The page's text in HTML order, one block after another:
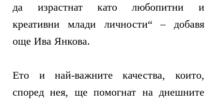
да израстнат като любопитни и
креативни млади личности“ – добавя
още Ива Янкова.
Ето и най-важните качества, които,
според нея, ще помогнат на днешните